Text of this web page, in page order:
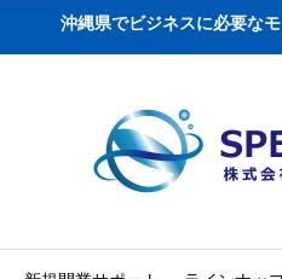
沖縄県でビジネスに必要な